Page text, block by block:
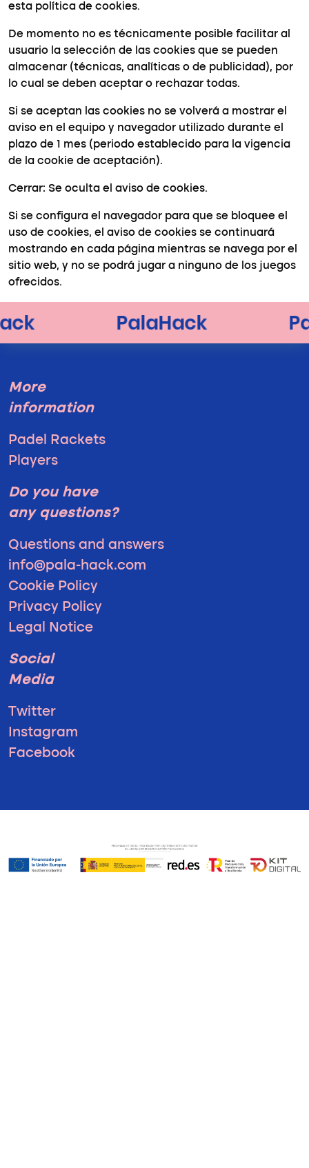
esta política de cookies.
De momento no es técnicamente posible facilitar al
usuario la selección de las cookies que se pueden
almacenar (técnicas, analíticas o de publicidad), por
lo cual se deben aceptar o rechazar todas.
Si se aceptan las cookies no se volverá a mostrar el
aviso en el equipo y navegador utilizado durante el
plazo de 1 mes (periodo establecido para la vigencia
de la cookie de aceptación).
Cerrar: Se oculta el aviso de cookies.
Si se configura el navegador para que se bloquee el
uso de cookies, el aviso de cookies se continuará
mostrando en cada página mientras se navega por el
sitio web, y no se podrá jugar a ninguno de los juegos
ofrecidos.
More
information
Padel Rackets
Players
Do you have
any questions?
Questions and answers
info@pala-hack.com
Cookie Policy
Privacy Policy
Legal Notice
Social
Media
Twitter
Instagram
Facebook